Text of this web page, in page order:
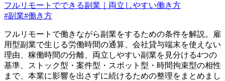
フルリモートでできる副業｜両立しやすい働き方
#副業#働き方
フルリモートで働きながら副業をするための条件を解説。雇
用型副業で生じる労働時間の通算、会社貸与端末を使えない
理由、稼働時間の分離、両立しやすい副業を見分ける4つの
基準、ストック型・案件型・スポット型・時間拘束型の相性
まで、本業に影響を出さずに続けるための整理をまとめまし